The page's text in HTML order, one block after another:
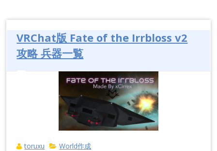
VRChat版 Fate of the Irrbloss v2
攻略 兵器一覧
toruxu World作成